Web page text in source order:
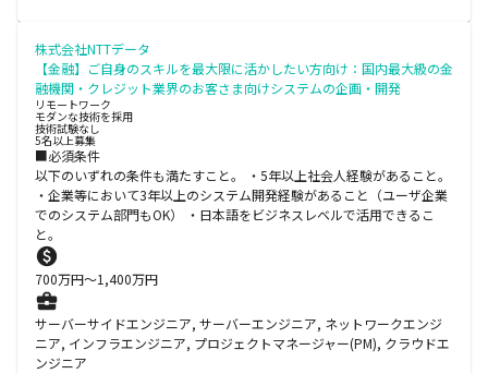
株式会社NTTデータ
【金融】ご自身のスキルを最大限に活かしたい方向け：国内最大級の金
融機関・クレジット業界のお客さま向けシステムの企画・開発
リモートワーク
モダンな技術を採用
技術試験なし
5名以上募集
■必須条件
以下のいずれの条件も満たすこと。 ・5年以上社会人経験があること。
・企業等において3年以上のシステム開発経験があること（ユーザ企業
でのシステム部門もOK） ・日本語をビジネスレベルで活用できるこ
と。
700万円〜1,400万円
サーバーサイドエンジニア, サーバーエンジニア, ネットワークエンジ
ニア, インフラエンジニア, プロジェクトマネージャー(PM), クラウドエ
ンジニア